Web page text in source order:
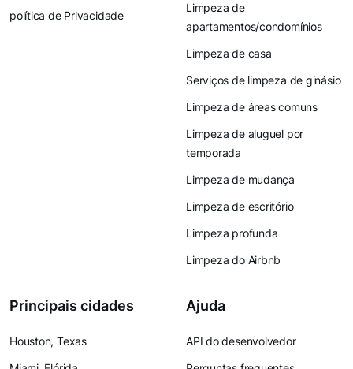
política de Privacidade
Limpeza de
apartamentos/condomínios
Limpeza de casa
Serviços de limpeza de ginásio
Limpeza de áreas comuns
Limpeza de aluguel por
temporada
Limpeza de mudança
Limpeza de escritório
Limpeza profunda
Limpeza do Airbnb
Principais cidades
Houston, Texas
Ajuda
API do desenvolvedor